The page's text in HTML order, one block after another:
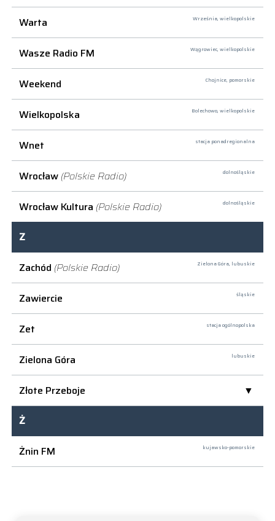
Warta Września, wielkopolskie
Wasze Radio FM Wągrowiec, wielkopolskie
Weekend Chojnice, pomorskie
Wielkopolska Bolechowo, wielkopolskie
Wnet stacja ponadregionalna
Wrocław (Polskie Radio) dolnośląskie
Wrocław Kultura (Polskie Radio) dolnośląskie
Z
Zachód (Polskie Radio) Zielona Góra, lubuskie
Zawiercie śląskie
Zet stacja ogólnopolska
Zielona Góra lubuskie
Złote Przeboje
Ż
Żnin FM
kujawsko-pomorskie